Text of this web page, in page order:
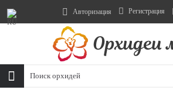
Авторизация Регистрация